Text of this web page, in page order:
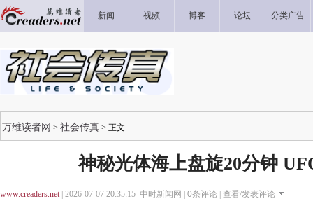
新闻 视频 博客 论坛 分类广告
万维读者网 > 社会传真 > 正文
神秘光体海上盘旋20分钟
www.creaders.net| 2026-07-07 20:35:15 中时新闻网 | 0条评论 | 查看/发表评论